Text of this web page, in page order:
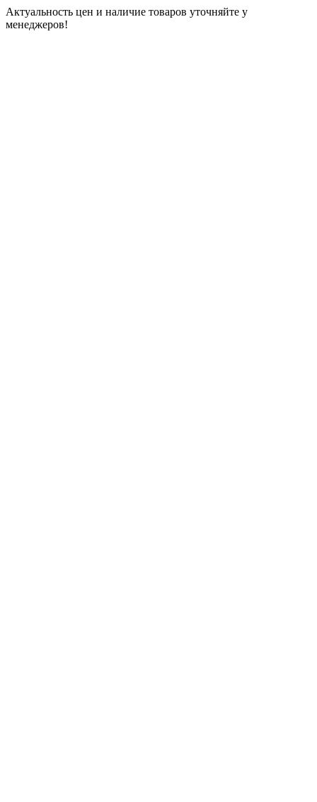
Актуальность цен и наличие товаров уточняйте у
менеджеров!